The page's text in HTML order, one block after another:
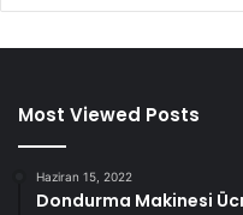
Most Viewed Posts
Haziran 15, 2022
Dondurma Makinesi